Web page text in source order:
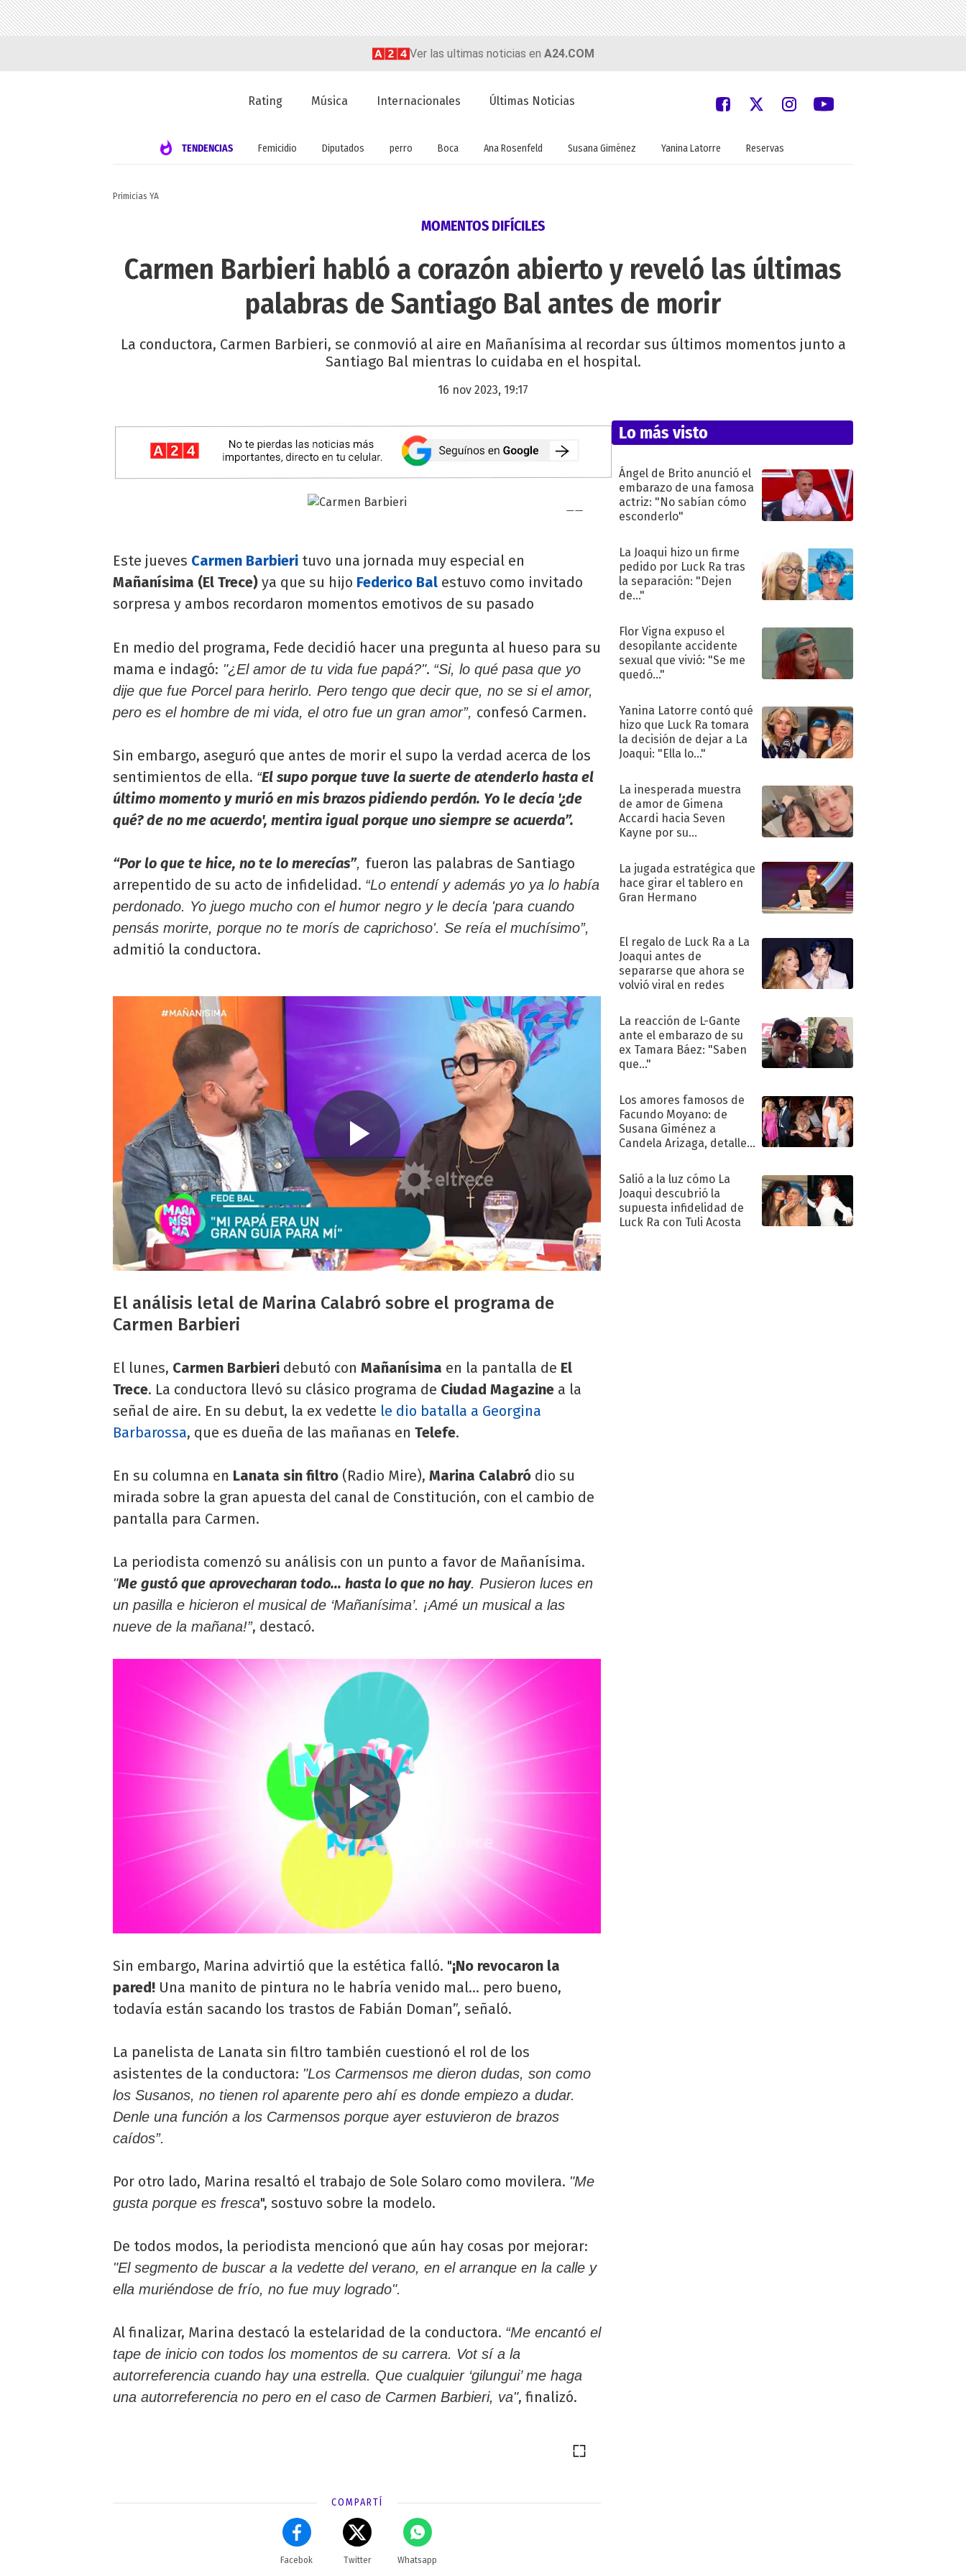
Ver las ultimas noticias en A24.COM
Rating Música Internacionales Últimas Noticias
TENDENCIAS Femicidio Diputados perro Boca Ana Rosenfeld Susana Giménez Yanina Latorre Reservas
Primicias YA
MOMENTOS DIFÍCILES
Carmen Barbieri habló a corazón abierto y reveló las últimas
palabras de Santiago Bal antes de morir
La conductora, Carmen Barbieri, se conmovió al aire en Mañanísima al recordar sus últimos momentos junto a
Santiago Bal mientras lo cuidaba en el hospital.
16 nov 2023, 19:17
Este jueves Carmen Barbieri tuvo una jornada muy especial en
Mañanísima (El Trece) ya que su hijo Federico Bal estuvo como invitado
sorpresa y ambos recordaron momentos emotivos de su pasado
En medio del programa, Fede decidió hacer una pregunta al hueso para su
mama e indagó: "¿El amor de tu vida fue papá?". “Si, lo qué pasa que yo
dije que fue Porcel para herirlo. Pero tengo que decir que, no se si el amor,
pero es el hombre de mi vida, el otro fue un gran amor”, confesó Carmen.
Sin embargo, aseguró que antes de morir el supo la verdad acerca de los
sentimientos de ella. “El supo porque tuve la suerte de atenderlo hasta el
último momento y murió en mis brazos pidiendo perdón. Yo le decía '¿de
qué? de no me acuerdo', mentira igual porque uno siempre se acuerda”.
“Por lo que te hice, no te lo merecías”, fueron las palabras de Santiago
arrepentido de su acto de infidelidad. “Lo entendí y además yo ya lo había
perdonado. Yo juego mucho con el humor negro y le decía 'para cuando
pensás morirte, porque no te morís de caprichoso'. Se reía el muchísimo”,
admitió la conductora.
El análisis letal de Marina Calabró sobre el programa de
Carmen Barbieri
El lunes, Carmen Barbieri debutó con Mañanísima en la pantalla de El
Trece. La conductora llevó su clásico programa de Ciudad Magazine a la
señal de aire. En su debut, la ex vedette le dio batalla a Georgina
Barbarossa, que es dueña de las mañanas en Telefe.
En su columna en Lanata sin filtro (Radio Mire), Marina Calabró dio su
mirada sobre la gran apuesta del canal de Constitución, con el cambio de
pantalla para Carmen.
La periodista comenzó su análisis con un punto a favor de Mañanísima.
"Me gustó que aprovecharan todo... hasta lo que no hay. Pusieron luces en
un pasilla e hicieron el musical de ‘Mañanísima’. ¡Amé un musical a las
nueve de la mañana!”, destacó.
Sin embargo, Marina advirtió que la estética falló. "¡No revocaron la
pared! Una manito de pintura no le habría venido mal... pero bueno,
todavía están sacando los trastos de Fabián Doman”, señaló.
La panelista de Lanata sin filtro también cuestionó el rol de los
asistentes de la conductora: "Los Carmensos me dieron dudas, son como
los Susanos, no tienen rol aparente pero ahí es donde empiezo a dudar.
Denle una función a los Carmensos porque ayer estuvieron de brazos
caídos”.
Por otro lado, Marina resaltó el trabajo de Sole Solaro como movilera. "Me
gusta porque es fresca", sostuvo sobre la modelo.
De todos modos, la periodista mencionó que aún hay cosas por mejorar:
"El segmento de buscar a la vedette del verano, en el arranque en la calle y
ella muriéndose de frío, no fue muy logrado".
Al finalizar, Marina destacó la estelaridad de la conductora. “Me encantó el
tape de inicio con todos los momentos de su carrera. Vot sí a la
autorreferencia cuando hay una estrella. Que cualquier ‘gilungui’ me haga
una autorreferencia no pero en el caso de Carmen Barbieri, va", finalizó.
COMPARTÍ
Facebok Twitter Whatsapp
Lo más visto
Ángel de Brito anunció el
embarazo de una famosa
actriz: "No sabían cómo
esconderlo"
La Joaqui hizo un firme
pedido por Luck Ra tras
la separación: "Dejen
de..."
Flor Vigna expuso el
desopilante accidente
sexual que vivió: "Se me
quedó..."
Yanina Latorre contó qué
hizo que Luck Ra tomara
la decisión de dejar a La
Joaqui: "Ella lo..."
La inesperada muestra
de amor de Gimena
Accardi hacia Seven
Kayne por su
La jugada estratégica que
hace girar el tablero en
Gran Hermano
El regalo de Luck Ra a La
Joaqui antes de
separarse que ahora se
volvió viral en redes
La reacción de L-Gante
ante el embarazo de su
ex Tamara Báez: "Saben
que..."
Los amores famosos de
Facundo Moyano: de
Susana Giménez a
Candela Arizaga, detalles
sentimental
Salió a la luz cómo La
Joaqui descubrió la
supuesta infidelidad de
Luck Ra con Tuli Acosta